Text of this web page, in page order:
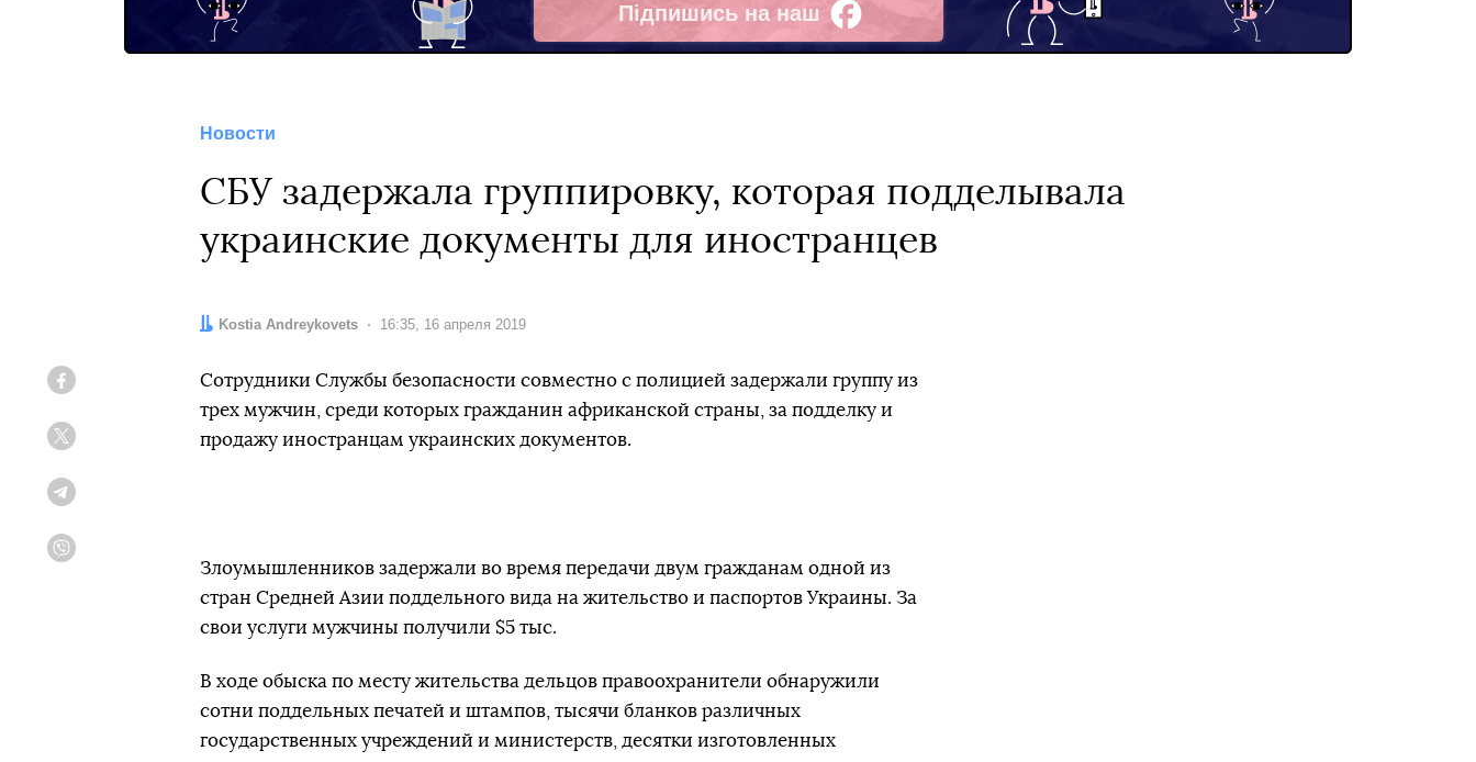
Підпишись на наш
Facebook
Новости
СБУ задержала группировку, которая подделывала
украинские документы для иностранцев
Автор:
Kostia Andreykovets Дата:
16:35, 16 апреля 2019
Сотрудники Службы безопасности совместно с полицией задержали группу из
трех мужчин, среди которых гражданин африканской страны, за подделку и
продажу иностранцам украинских документов.
Злоумышленников задержали во время передачи двум гражданам одной из
стран Средней Азии поддельного вида на жительство и паспортов Украины. За
свои услуги мужчины получили $5 тыс.
В ходе обыска по месту жительства дельцов правоохранители обнаружили
сотни поддельных печатей и штампов, тысячи бланков различных
государственных учреждений и министерств, десятки изготовленных